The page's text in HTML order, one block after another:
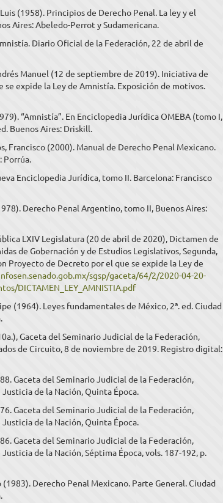
(1958). Principios de Derecho Penal. La ley y el
Aires: Abeledo-Perrot y Sudamericana.
Diario Oficial de la Federación, 22 de abril de
Manuel (12 de septiembre de 2019). Iniciativa de
se expide la Ley de Amnistía. Exposición de motivos.
“Amnistía”. En Enciclopedia Jurídica OMEBA (tomo I,
Buenos Aires: Driskill.
Francisco (2000). Manual de Derecho Penal Mexicano.
Porrúa.
Enciclopedia Jurídica, tomo II. Barcelona: Francisco
Derecho Penal Argentino, tomo II, Buenos Aires:
LXIV Legislatura (20 de abril de 2020), Dictamen de
de Gobernación y de Estudios Legislativos, Segunda,
Proyecto de Decreto por el que se expide la Ley de
sgsp/gaceta/64/2/2020-04-20-
DICTAMEN_LEY_AMNISTIA.pdf
(1964). Leyes fundamentales de México, 2ª. ed. Ciudad
Gaceta del Seminario Judicial de la Federación,
de Circuito, 8 de noviembre de 2019. Registro digital:
Gaceta del Seminario Judicial de la Federación,
de la Nación, Quinta Época.
Gaceta del Seminario Judicial de la Federación,
de la Nación, Quinta Época.
Gaceta del Seminario Judicial de la Federación,
de la Nación, Séptima Época, vols. 187-192, p.
Derecho Penal Mexicano. Parte General. Ciudad